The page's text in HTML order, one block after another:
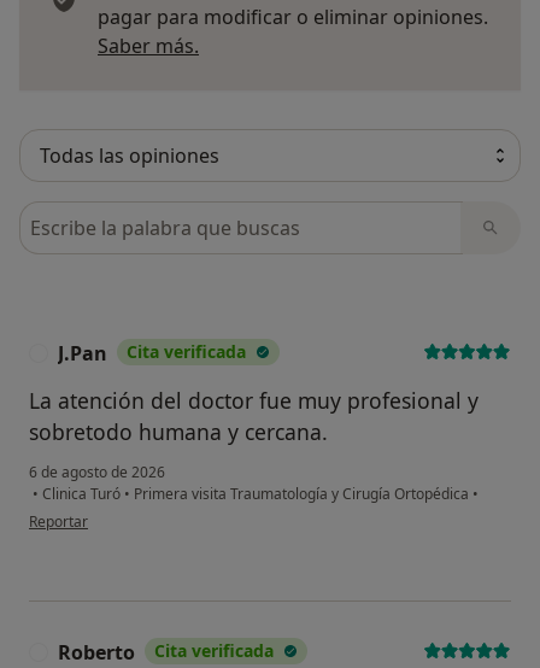
pagar para modificar o eliminar opiniones.
Saber más.
Busca en opiniones
J.Pan Cita verificada
La atención del doctor fue muy profesional y
sobretodo humana y cercana.
6 de agosto de 2026
• Clinica Turó • Primera visita Traumatología y Cirugía Ortopédica •
en opinión del usuario J.Pan
Reportar
Roberto Cita verificada